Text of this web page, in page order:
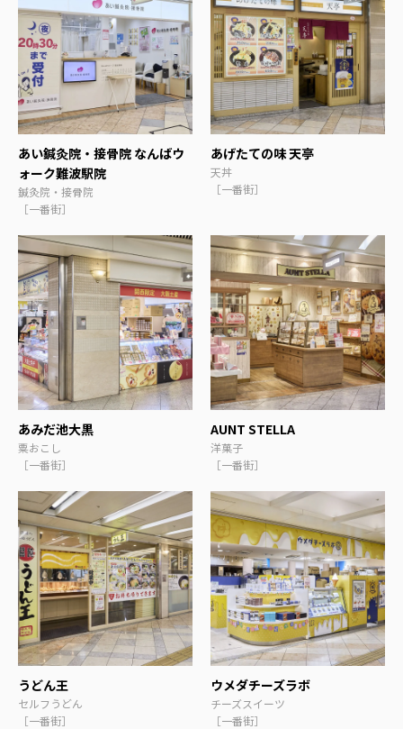
あい鍼灸院・接骨院 なんばウ
ォーク難波駅院
鍼灸院・接骨院
［一番街］
あげたての味 天亭
天丼
［一番街］
あみだ池大黒
粟おこし
［一番街］
AUNT STELLA
洋菓子
［一番街］
うどん王
セルフうどん
［一番街］
ウメダチーズラボ
チーズスイーツ
［一番街］